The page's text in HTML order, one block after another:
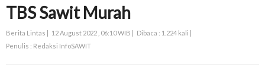
TBS Sawit Murah
Berita Lintas | 12 August 2022 , 06:10 WIB | Dibaca : 1.224 kali |
Penulis : Redaksi InfoSAWIT